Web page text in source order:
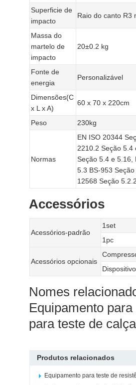
Superficie de
impacto
Raio do canto R3
Massa do
martelo de
impacto
20±0.2 kg
Fonte de
energia
Personalizável
Dimensões(C
x L x A)
60 x 70 x 220cm
Peso 230kg
Normas
EN ISO 20344
2210.2 Seção 5.4
Seção 5.4 e 5.16,
5.3 BS-953
12568 Seção
Accessórios
Acessórios-padrão
1set
1pc
Acessórios opcionais
Nomes
Equipamento
para teste de
Produtos relacionados
Equipamento para teste de